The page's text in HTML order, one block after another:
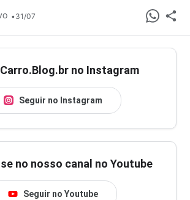
•31/07
no Instagram
Seguir no Instagram
no nosso canal no Youtube
Seguir no Youtube